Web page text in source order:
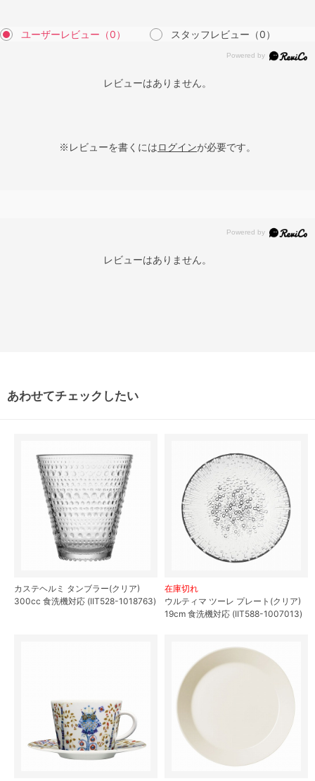
ユーザーレビュー （0） スタッフレビュー （0）
レビューはありません。
※レビューを書くにはログインが必要です。
レビューはありません。
あわせてチェックしたい
カステヘルミ タンブラー(クリア)
300cc 食洗機対応 (IIT528-1018763)
在庫切れ
ウルティマ ツーレ プレート(クリア)
19cm 食洗機対応 (IIT588-1007013)